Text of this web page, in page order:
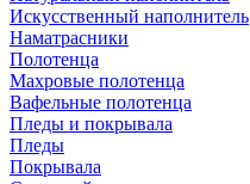
Искуcственный наполнитель
Наматрасники
Полотенца
Махровые полотенца
Вафельные полотенца
Пледы и покрывала
Пледы
Покрывала